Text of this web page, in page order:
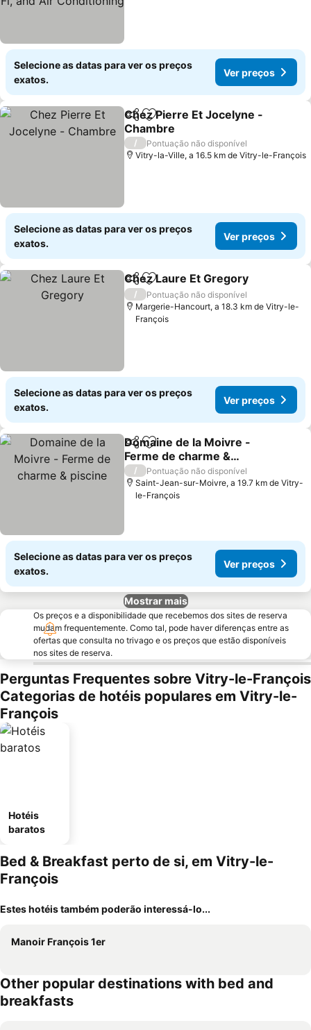
Selecione as datas para ver os preços
exatos.
Ver preços
PartilharAdicionar aos favoritos
Chez Pierre Et Jocelyne -
Chambre
Ver preços
/
Pontuação não disponível
Vitry-la-Ville, a 16.5 km de Vitry-le-François
Selecione as datas para ver os preços
exatos.
Ver preços
PartilharAdicionar aos favoritos
Chez Laure Et Gregory
/
Pontuação não disponível
Margerie-Hancourt, a 18.3 km de Vitry-le-
François
Selecione as datas para ver os preços
exatos.
Ver preços
PartilharAdicionar aos favoritos
Domaine de la Moivre -
Ferme de charme &
piscine
Ver preços
/
Pontuação não disponível
Saint-Jean-sur-Moivre, a 19.7 km de Vitry-
le-François
Selecione as datas para ver os preços
exatos.
Ver preços
Mostrar mais
Os preços e a disponibilidade que recebemos dos sites de reserva
mudam frequentemente. Como tal, pode haver diferenças entre as
ofertas que consulta no trivago e os preços que estão disponíveis
nos sites de reserva.
Perguntas Frequentes sobre Vitry-le-François
Categorias de hotéis populares em Vitry-le-
François
Hotéis
baratos
Bed & Breakfast perto de si, em Vitry-le-
François
Estes hotéis também poderão interessá-lo...
Manoir François 1er
Other popular destinations with bed and
breakfasts